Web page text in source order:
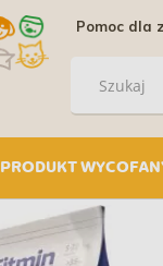
Pomoc dla
PRODUKT